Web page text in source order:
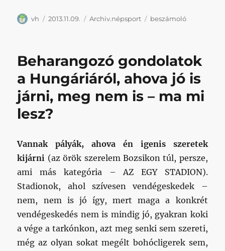
Szerző
vh Közzétéve
2013.11.09. Kategória
Archiv.népsport Címke
beszámoló
Beharangozó gondolatok
a Hungáriáról, ahova jó is
járni, meg nem is – ma mi
lesz?
Vannak pályák, ahova én igenis szeretek
kijárni (az örök szerelem Bozsikon túl, persze,
ami más kategória – AZ EGY STADION).
Stadionok, ahol szívesen vendégeskedek –
nem, nem is jó így, mert maga a konkrét
vendégeskedés nem is mindig jó, gyakran koki
a vége a tarkónkon, azt meg senki sem szereti,
még az olyan sokat megélt bohócligerek sem,